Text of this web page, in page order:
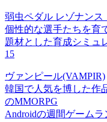
弱虫ペダル レゾナンス
個性的な選手たちを育
題材とした育成シミュ
15
ヴァンピール(VAMPIR)
韓国で人気を博した作
のMMORPG
Androidの週間ゲーム